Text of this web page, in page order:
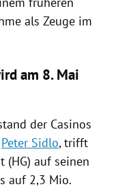
als Zeuge im
am 8. Mai
der Casinos
Peter Sidlo, trifft
(HG) auf seinen
auf 2,3 Mio.